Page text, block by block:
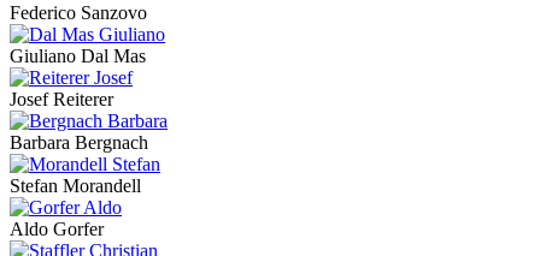
Federico Sanzovo
Giuliano Dal Mas
Josef Reiterer
Barbara Bergnach
Stefan Morandell
Aldo Gorfer